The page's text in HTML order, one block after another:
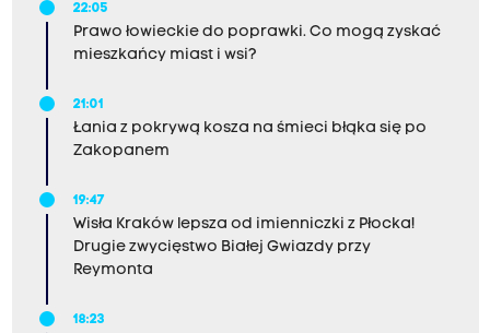
22:05
Prawo łowieckie do poprawki. Co mogą zyskać
mieszkańcy miast i wsi?
21:01
Łania z pokrywą kosza na śmieci błąka się po
Zakopanem
19:47
Wisła Kraków lepsza od imienniczki z Płocka!
Drugie zwycięstwo Białej Gwiazdy przy
Reymonta
18:23